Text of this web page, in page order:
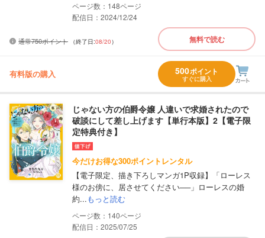
148
配信日：2024/12/24
通常750ポイント （終了日:08/20） 無料で読む
有料版の購入 500ポイント
すぐに購入
じゃない方の伯爵令嬢 人違いで求婚されたので
破談にして差し上げます【単行本版】2【電子限
定特典付き】
今だけお得な300ポイントレンタル
【電子限定、描き下ろしマンガ1P収録】「ローレス
様のお傍に、居させてください──」ローレスの婚
約...もっと読む
140
配信日：2025/07/25